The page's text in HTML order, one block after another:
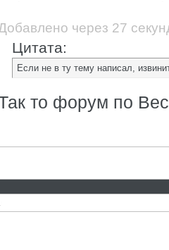
через 27
Цитата:
Если не в ту тему написал,
то форум по